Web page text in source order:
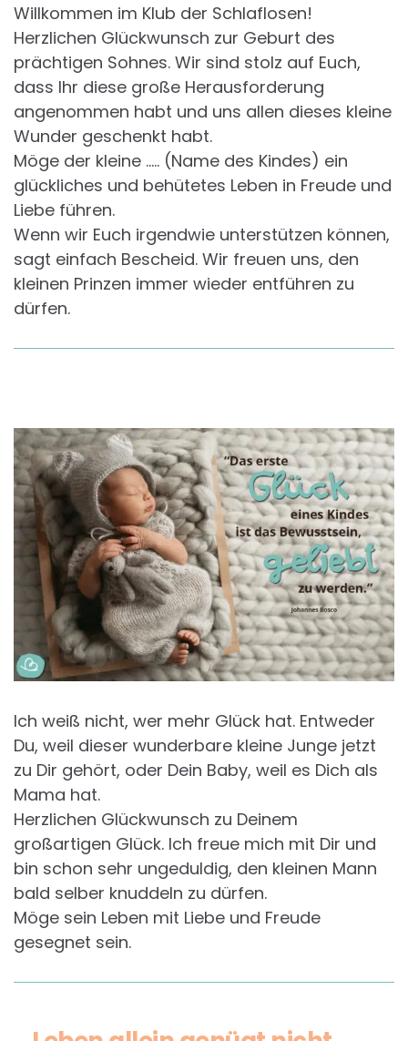
Willkommen im Klub der Schlaflosen!
Herzlichen Glückwunsch zur Geburt des
prächtigen Sohnes. Wir sind stolz auf Euch,
dass Ihr diese große Herausforderung
angenommen habt und uns allen dieses kleine
Wunder geschenkt habt.
Möge der kleine ….. (Name des Kindes) ein
glückliches und behütetes Leben in Freude und
Liebe führen.
Wenn wir Euch irgendwie unterstützen können,
sagt einfach Bescheid. Wir freuen uns, den
kleinen Prinzen immer wieder entführen zu
dürfen.
Ich weiß nicht, wer mehr Glück hat. Entweder
Du, weil dieser wunderbare kleine Junge jetzt
zu Dir gehört, oder Dein Baby, weil es Dich als
Mama hat.
Herzlichen Glückwunsch zu Deinem
großartigen Glück. Ich freue mich mit Dir und
bin schon sehr ungeduldig, den kleinen Mann
bald selber knuddeln zu dürfen.
Möge sein Leben mit Liebe und Freude
gesegnet sein.